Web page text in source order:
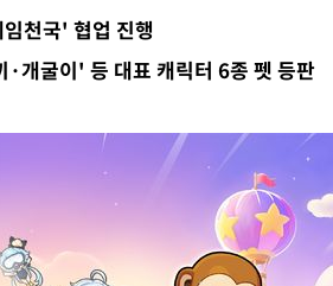
죄송"
천국' 협업 진행
개굴이' 등 대표 캐릭터 6종 펫 등판